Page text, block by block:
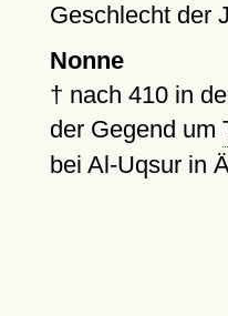
Geschlecht der
Nonne
† nach 410in
der Gegend um
bei Al-Uqsur in